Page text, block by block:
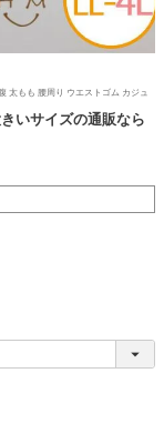
太もも 腰周り ウエストゴム カジュ
いサイズの通販なら